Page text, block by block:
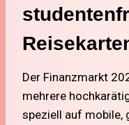
Der Finanzmarkt
mehrere
speziell auf mobile,